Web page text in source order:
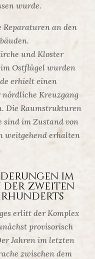
wurde.
Reparaturen an den
und Kloster
Ostflügel wurden
erhielt einen
Kreuzgang
Die Raumstrukturen
sind im Zustand von
weitgehend erhalten
im
der zweiten
erlitt der Komplex
provisorisch
Jahren im letzten
zwischen dem